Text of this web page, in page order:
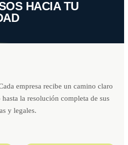
HACIA TU
empresa recibe un camino claro
la resolución completa de sus
y legales.